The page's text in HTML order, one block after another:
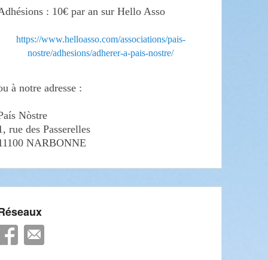
: 10€ par an sur Hello Asso
https://www.helloasso.com/associations/pais-
nostre/adhesions/adherer-a-pais-nostre/
à notre adresse :
Nòstre
rue des Passerelles
NARBONNE